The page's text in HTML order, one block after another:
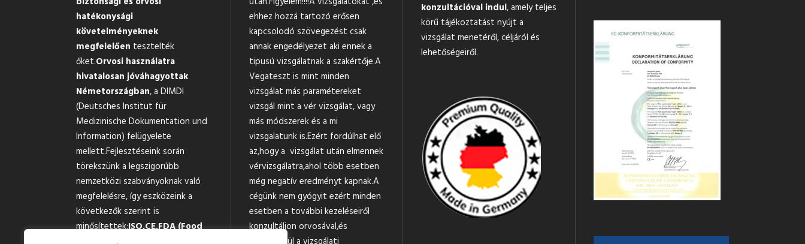
hatékonysági
követelményeknek
megfelelően tesztelték
őket.Orvosi használatra
hivatalosan jóváhagyottak
Németországban, a DIMDI
(Deutsches Institut für
Medizinische Dokumentation und
Information) felügyelete
mellett.Fejlesztéseink során
törekszünk a legszigorúbb
nemzetközi szabványoknak való
megfelelésre, így eszközeink a
következők szerint is
minősítettek:ISO,CE,FDA (Food
ehhez hozzá tartozó erősen
kapcsolodó szövegezést csak
annak engedélyezet aki ennek a
tipusú vizsgálatnak a szakértője.A
Vegateszt is mint minden
vizsgálat más paramétereket
vizsgál mint a vér vizsgálat, vagy
más módszerek és a mi
vizsgalatunk is.Ezért fordúlhat elő
az,hogy a vizsgálat után elmennek
vérvizsgálatra,ahol több esetben
még negatív eredményt kapnak.A
cégünk nem gyógyit ezért minden
esetben a további kezeléseiről
konzultáljon orvosával,és
konzultációval indul, amely teljes
körű tájékoztatást nyújt a
vizsgálat menetéről, céljáról és
lehetőségeiről.